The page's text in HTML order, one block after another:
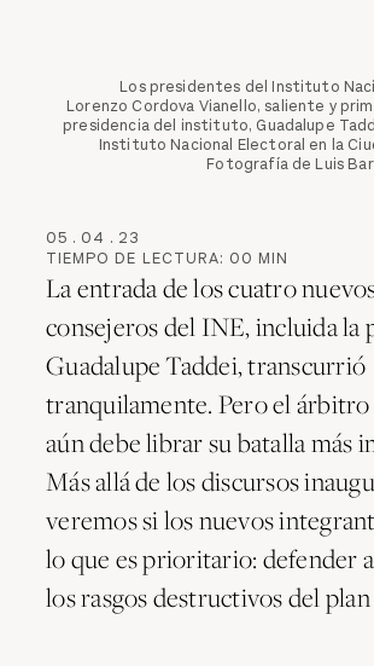
Los presidentes del Instituto
Lorenzo Cordova Vianello, saliente y
presidencia del instituto, Guadalupe
Instituto Nacional Electoral en la
Fotografía de Luis
05 . 04 . 23
TIEMPO DE LECTURA: 00 MIN
La entrada de los cuatro
consejeros del INE, incluida la
Guadalupe Taddei, transcurrió
tranquilamente. Pero el
aún debe librar su batalla más
Más allá de los discursos
veremos si los nuevos
lo que es prioritario: defender
los rasgos destructivos del plan